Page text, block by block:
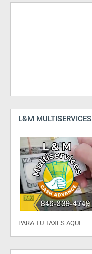
L&M MULTISERVICES
PARA TU TAXES AQUI